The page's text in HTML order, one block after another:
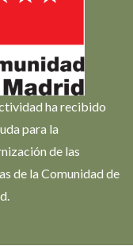
ha recibido
para la
de las
de la Comunidad de